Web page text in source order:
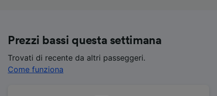
Prezzi bassi questa settimana
Trovati di recente da altri passeggeri.
Come funziona